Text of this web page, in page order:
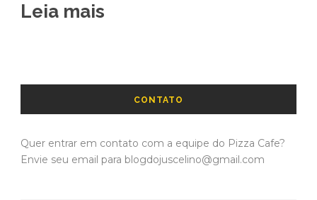
Leia mais
CONTATO
Quer entrar em contato com a equipe do Pizza Cafe?
Envie seu email para blogdojuscelino@gmail.com